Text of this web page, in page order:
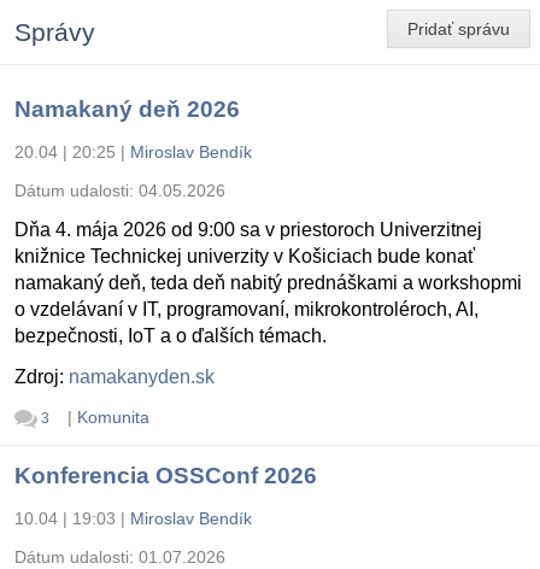
Pridať správu
Správy
Namakaný deň 2026
20.04 | 20:25 | Miroslav Bendík
Dátum udalosti: 04.05.2026
Dňa 4. mája 2026 od 9:00 sa v priestoroch Univerzitnej
knižnice Technickej univerzity v Košiciach bude konať
namakaný deň, teda deň nabitý prednáškami a workshopmi
o vzdelávaní v IT, programovaní, mikrokontroléroch, AI,
bezpečnosti, IoT a o ďalších témach.
Zdroj: namakanyden.sk
3 | Komunita
Konferencia OSSConf 2026
10.04 | 19:03 | Miroslav Bendík
Dátum udalosti: 01.07.2026